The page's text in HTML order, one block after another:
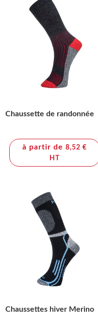
Chaussette de randonnée
à partir de8,52 €
HT
Chaussettes hiver Merino